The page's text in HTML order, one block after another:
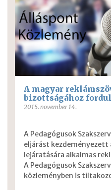
A magyar
bizottságához
2015. november 14.
A Pedagógusok
eljárást kezdeményezett
lejáratására alkalmas
A Pedagógusok
közleményben is